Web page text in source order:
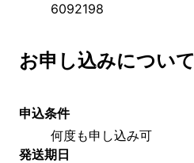
6092198
お申し込みについて
申込条件
何度も申し込み可
発送期日